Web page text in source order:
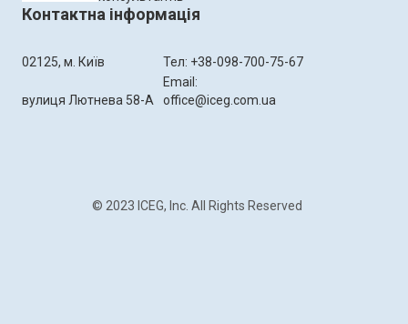
Контактна інформація
02125, м. Київ
вулиця Лютнева 58-А
Тел: +38-098-700-75-67
Email:
office@iceg.com.ua
© 2023 ICEG, Inc. All Rights Reserved